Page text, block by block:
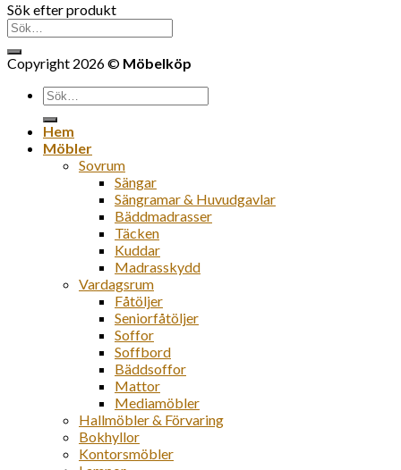
Sök efter produkt
Sök
efter:
Copyright 2026 © Möbelköp
Sök
efter:
Hem
Möbler
Sovrum
Sängar
Sängramar & Huvudgavlar
Bäddmadrasser
Täcken
Kuddar
Madrasskydd
Vardagsrum
Fåtöljer
Seniorfåtöljer
Soffor
Soffbord
Bäddsoffor
Mattor
Mediamöbler
Hallmöbler & Förvaring
Bokhyllor
Kontorsmöbler